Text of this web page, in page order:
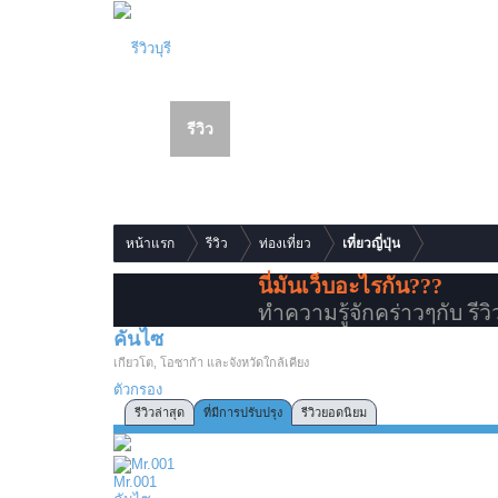
หน้าแรก รีวิว ท่องเที่ยว เที่ยวญี่ปุ่น
นี่มันเว็บอะไรกัน???
ทำความรู้จักคร่าวๆกับ รีวิ
คันไซ
เกียวโต, โอซาก้า และจังหวัดใกล้เคียง
ตัวกรอง
รีวิวล่าสุด ที่มีการปรับปรุง รีวิวยอดนิยม
Mr.001
รีวิว